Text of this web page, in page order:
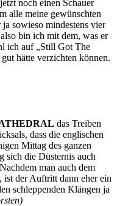
noch einen Schauer
alle meine gewünschten
sowieso mindestens vier
bin ich mit dem, was er
ich auf „Still Got The
hätte verzichten können.
das Treiben
dass die englischen
Mittag des ganzen
sich die Düsternis auch
man auch dem
ist der Auftritt dann eher ein
schleppenden Klängen ja